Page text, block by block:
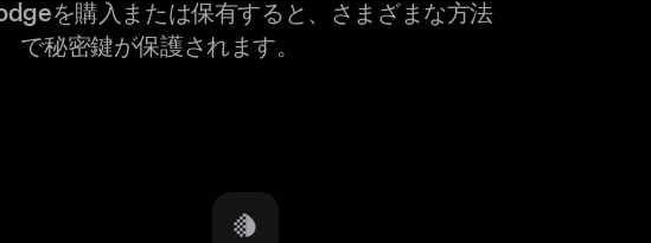
を購入または保有すると、さまざまな方法
で秘密鍵が保護されます。